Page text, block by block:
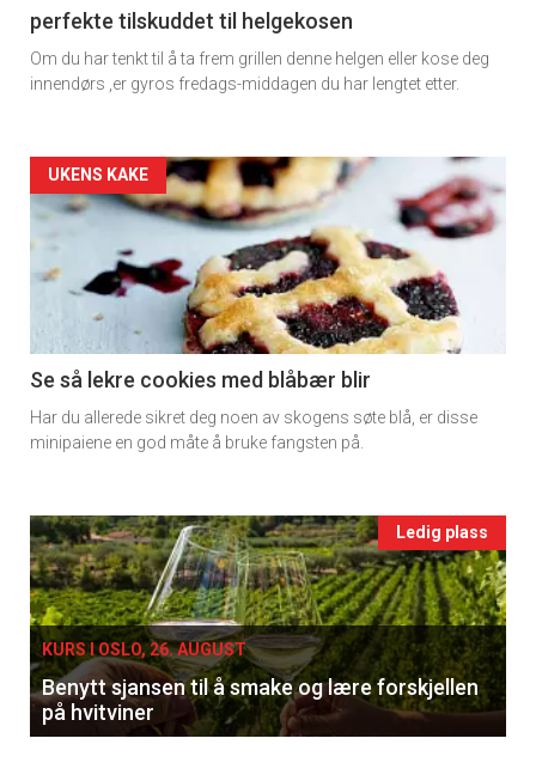
Dagens
rett
perfekte tilskuddet til helgekosen
Om du har tenkt til å ta frem grillen denne helgen eller kose deg
innendørs ,er gyros fredags-middagen du har lengtet etter.
Artikler
detail
-
section
11
Ukens
UKENS KAKE
Se så lekre cookies med blåbær blir
Har du allerede sikret deg noen av skogens søte blå, er disse
minipaiene en god måte å bruke fangsten på.
Events
single
Ledig plass
KURS I OSLO, 26. AUGUST
Benytt sjansen til å smake og lære forskjellen
på hvitviner